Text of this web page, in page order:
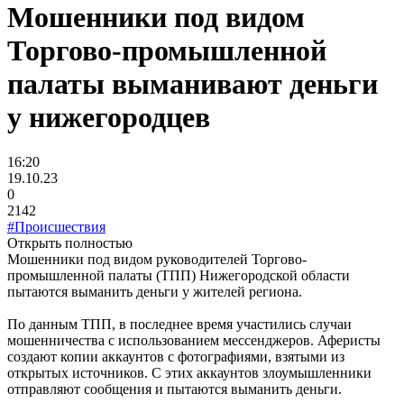
Мошенники под видом
Торгово-промышленной
палаты выманивают деньги
у нижегородцев
16:20
19.10.23
0
2142
#Происшествия
Открыть полностью
Мошенники под видом руководителей Торгово-
промышленной палаты (ТПП) Нижегородской области
пытаются выманить деньги у жителей региона.
По данным ТПП, в последнее время участились случаи
мошенничества с использованием мессенджеров. Аферисты
создают копии аккаунтов с фотографиями, взятыми из
открытых источников. С этих аккаунтов злоумышленники
отправляют сообщения и пытаются выманить деньги.